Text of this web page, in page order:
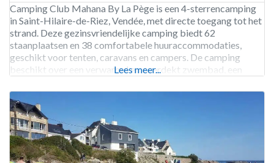
Camping Club Mahana By La Pège is een 4-sterrencamping
in Saint-Hilaire-de-Riez, Vendée, met directe toegang tot het
strand. Deze gezinsvriendelijke camping biedt 62
staanplaatsen en 38 comfortabele huuraccommodaties,
geschikt voor tenten, caravans en campers. De camping
beschikt over een verwarmd en overdekt zwembad, een
paddleboarden of surfen bij de surfschool.
Lees meer...